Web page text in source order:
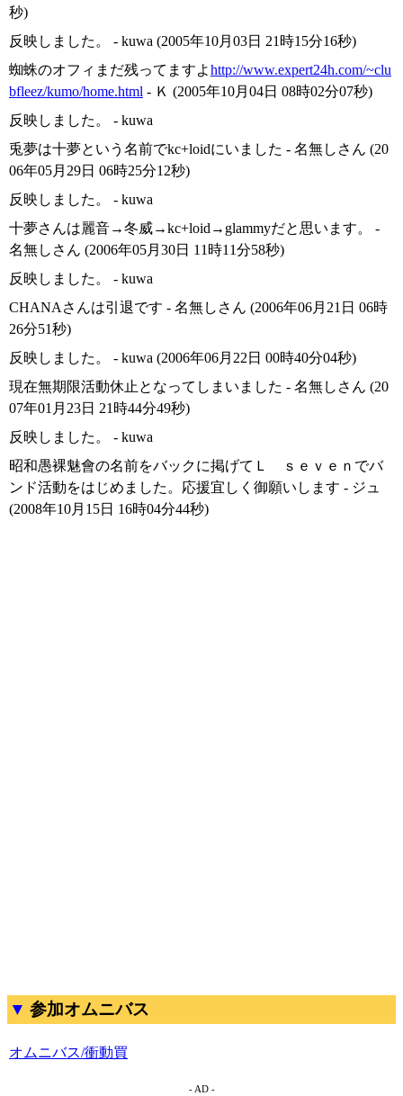
秒)
反映しました。 - kuwa (2005年10月03日 21時15分16秒)
蜘蛛のオフィまだ残ってますよhttp://www.expert24h.com/~clu
bfleez/kumo/home.html - Ｋ (2005年10月04日 08時02分07秒)
反映しました。 - kuwa
兎夢は十夢という名前でkc+loidにいました - 名無しさん (20
06年05月29日 06時25分12秒)
反映しました。 - kuwa
十夢さんは麗音→冬威→kc+loid→glammyだと思います。 -
名無しさん (2006年05月30日 11時11分58秒)
反映しました。 - kuwa
CHANAさんは引退です - 名無しさん (2006年06月21日 06時
26分51秒)
反映しました。 - kuwa (2006年06月22日 00時40分04秒)
現在無期限活動休止となってしまいました - 名無しさん (20
07年01月23日 21時44分49秒)
反映しました。 - kuwa
昭和愚裸魅會の名前をバックに掲げてＬ ｓｅｖｅｎでバ
ンド活動をはじめました。応援宜しく御願いします - ジュ
(2008年10月15日 16時04分44秒)
参加オムニバス
オムニバス/衝動買
- AD -